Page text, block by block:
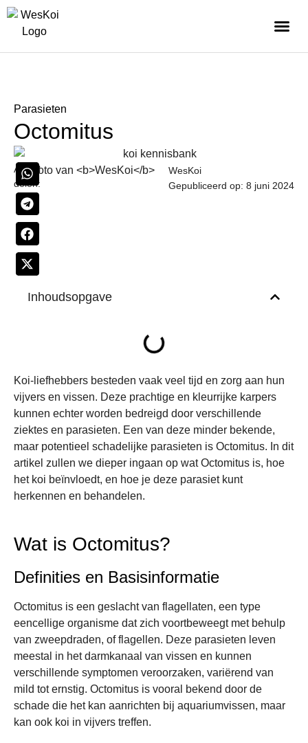
Parasieten
Octomitus
WesKoi
Gepubliceerd op: 8 juni 2024
Artikel
delen:
Inhoudsopgave
Koi-liefhebbers besteden vaak veel tijd en zorg aan hun
vijvers en vissen. Deze prachtige en kleurrijke karpers
kunnen echter worden bedreigd door verschillende
ziektes en parasieten. Een van deze minder bekende,
maar potentieel schadelijke parasieten is Octomitus. In dit
artikel zullen we dieper ingaan op wat Octomitus is, hoe
het koi beïnvloedt, en hoe je deze parasiet kunt
herkennen en behandelen.
Wat is Octomitus?
Definities en Basisinformatie
Octomitus is een geslacht van flagellaten, een type
eencellige organisme dat zich voortbeweegt met behulp
van zweepdraden, of flagellen. Deze parasieten leven
meestal in het darmkanaal van vissen en kunnen
verschillende symptomen veroorzaken, variërend van
mild tot ernstig. Octomitus is vooral bekend door de
schade die het kan aanrichten bij aquariumvissen, maar
kan ook koi in vijvers treffen.